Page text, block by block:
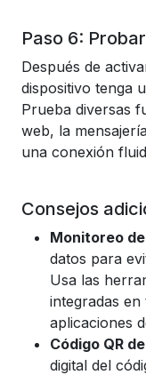
Paso 6:
Después de
dispositivo tenga
Prueba diversas
web, la
una conexión
Consejos
Monitoreo
datos para
Usa las
integradas
aplicaciones
Código QR
digital del